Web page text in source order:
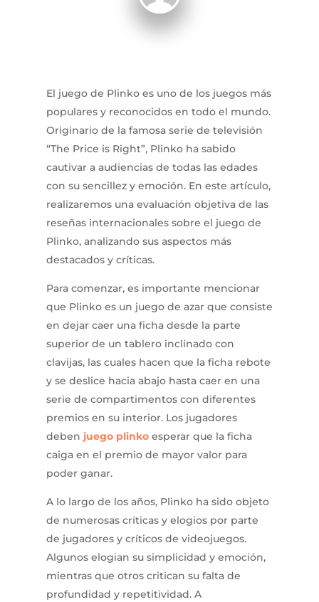
El juego de Plinko es uno de los juegos más
populares y reconocidos en todo el mundo.
Originario de la famosa serie de televisión
“The Price is Right”, Plinko ha sabido
cautivar a audiencias de todas las edades
con su sencillez y emoción. En este artículo,
realizaremos una evaluación objetiva de las
reseñas internacionales sobre el juego de
Plinko, analizando sus aspectos más
destacados y críticas.
Para comenzar, es importante mencionar
que Plinko es un juego de azar que consiste
en dejar caer una ficha desde la parte
superior de un tablero inclinado con
clavijas, las cuales hacen que la ficha rebote
y se deslice hacia abajo hasta caer en una
serie de compartimentos con diferentes
premios en su interior. Los jugadores
deben juego plinkoesperar que la ficha
caiga en el premio de mayor valor para
poder ganar.
A lo largo de los años, Plinko ha sido objeto
de numerosas críticas y elogios por parte
de jugadores y críticos de videojuegos.
Algunos elogian su simplicidad y emoción,
mientras que otros critican su falta de
profundidad y repetitividad. A